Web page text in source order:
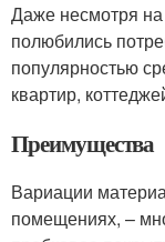
Даже несмотря
полюбились
популярностью
квартир,
Преимущества
Вариации
помещениях, –